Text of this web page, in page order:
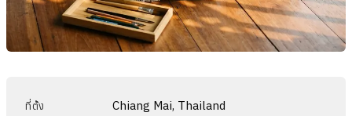
ที่ตั้ง Chiang Mai, Thailand